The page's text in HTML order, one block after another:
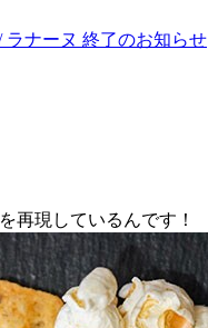
ラナーヌ 終了のお知らせ
再現しているんです！